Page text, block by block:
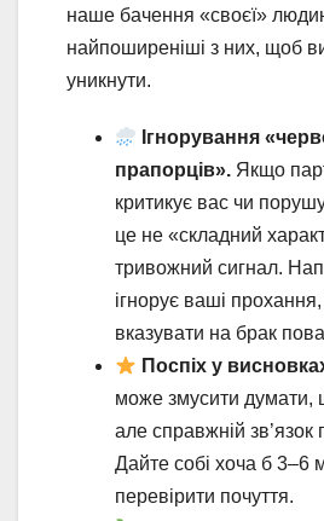
наше бачення «своєї»
найпоширеніші з них, щоб
уникнути.
Ігнорування
прапорців». Якщо
критикує вас чи
це не «складний
тривожний сигнал.
ігнорує ваші
вказувати на брак
Поспіх у
може змусити думати,
але справжній зв’язок
Дайте собі хоча б 3–6
перевірити почуття.